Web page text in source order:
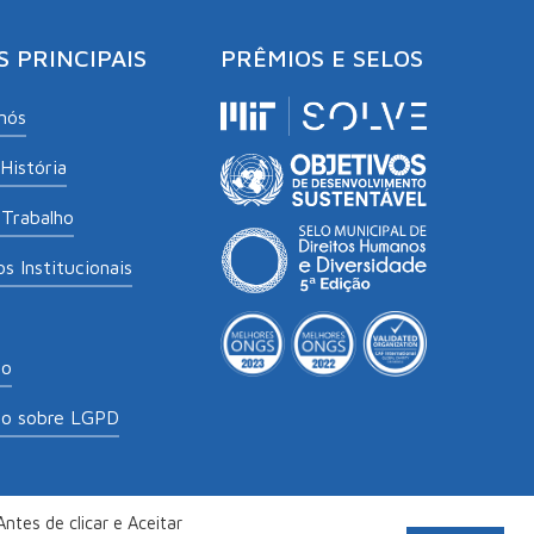
PRINCIPAIS
Institucionais
sobre LGPD
PRÊMIOS E SELOS
de clicar e Aceitar